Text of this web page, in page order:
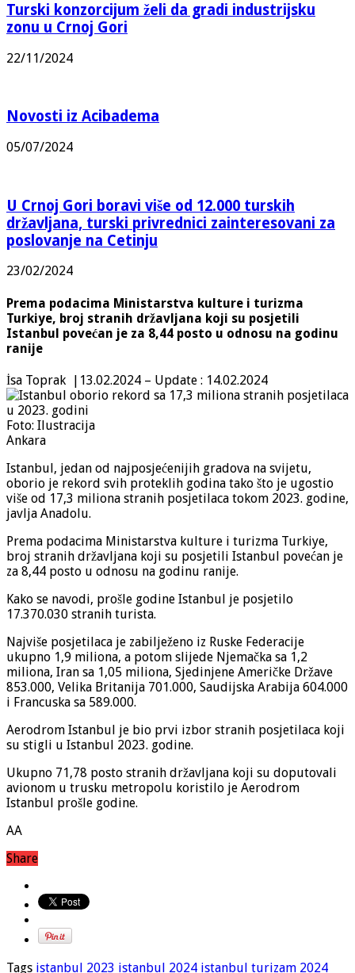
Turski konzorcijum želi da gradi industrijsku
zonu u Crnoj Gori
22/11/2024
Novosti iz Acibadema
05/07/2024
U Crnoj Gori boravi više od 12.000 turskih
državljana, turski privrednici zainteresovani za
poslovanje na Cetinju
23/02/2024
Prema podacima Ministarstva kulture i turizma
Turkiye, broj stranih državljana koji su posjetili
Istanbul povećan je za 8,44 posto u odnosu na godinu
ranije
İsa Toprak | 13.02.2024 – Update : 14.02.2024
Foto: Ilustracija
Ankara
Istanbul, jedan od najposjećenijih gradova na svijetu,
oborio je rekord svih proteklih godina tako što je ugostio
više od 17,3 miliona stranih posjetilaca tokom 2023. godine,
javlja Anadolu.
Prema podacima Ministarstva kulture i turizma Turkiye,
broj stranih državljana koji su posjetili Istanbul povećan je
za 8,44 posto u odnosu na godinu ranije.
Kako se navodi, prošle godine Istanbul je posjetilo
17.370.030 stranih turista.
Najviše posjetilaca je zabilježeno iz Ruske Federacije
ukupno 1,9 miliona, a potom slijede Njemačka sa 1,2
miliona, Iran sa 1,05 miliona, Sjedinjene Američke Države
853.000, Velika Britanija 701.000, Saudijska Arabija 604.000
i Francuska sa 589.000.
Aerodrom Istanbul je bio prvi izbor stranih posjetilaca koji
su stigli u Istanbul 2023. godine.
Ukupno 71,78 posto stranih državljana koji su doputovali
avionom u trusku metropolu koristilo je Aerodrom
Istanbul prošle godine.
AA
Share
Tags istanbul 2023 istanbul 2024 istanbul turizam 2024